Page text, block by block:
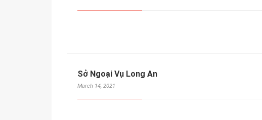
Sở Ngoại Vụ Long An
March 14, 2021